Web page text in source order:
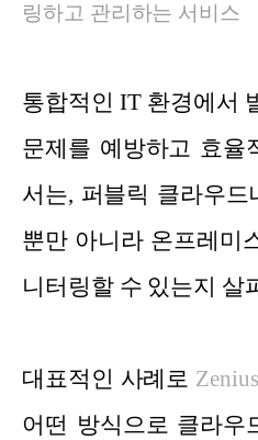
링하고 관리하는 서비스
통합적인 IT 환경에서
문제를 예방하고 효율
서는, 퍼블릭 클라우
뿐만 아니라 온프레미
니터링할 수 있는지 살
대표적인 사례로
어떤 방식으로 클라우